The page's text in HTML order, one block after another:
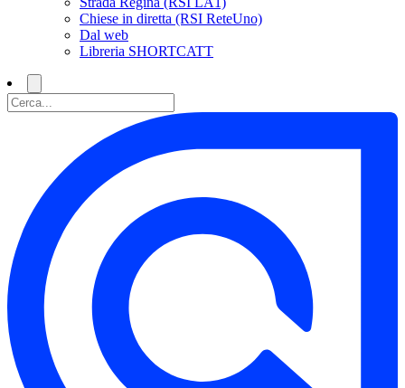
Chiese in diretta (RSI ReteUno)
Dal web
Libreria SHORTCATT